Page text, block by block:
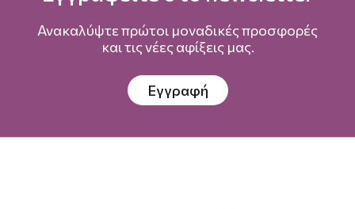
Ανακαλύψτε πρώτοι μοναδικές προσφορές
και τις νέες αφίξεις μας.
Εγγραφή